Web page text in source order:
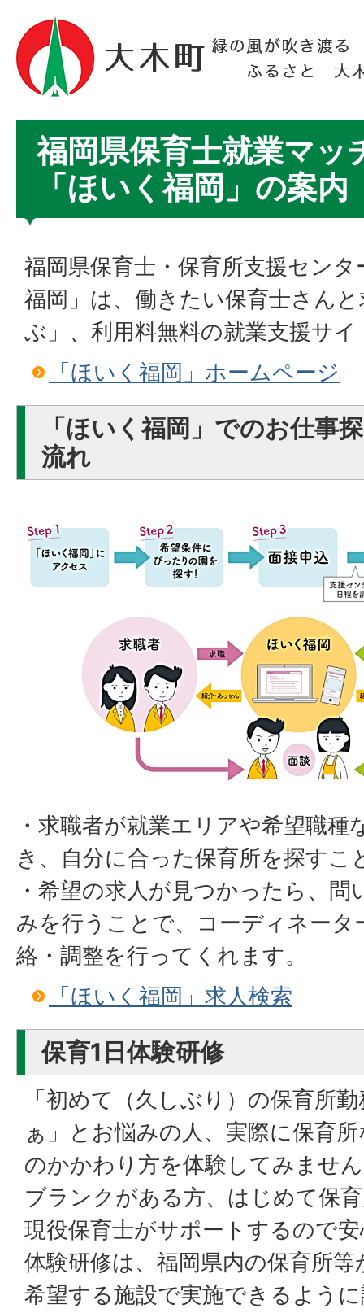
福岡県保育士就業マッ
「ほいく福岡」の案内
福岡県保育士・保育所支援セン
福岡」は、働きたい保育士さん
ぶ」、利用料無料の就業支援サ
「ほいく福岡」ホームページ
「ほいく福岡」でのお仕事
流れ
・求職者が就業エリアや希望職種
き、自分に合った保育所を探すこ
・希望の求人が見つかったら、
みを行うことで、コーディネータ
絡・調整を行ってくれます。
「ほいく福岡」求人検索
保育1日体験研修
「初めて（久しぶり）の保育所
ぁ」とお悩みの人、実際に保育
のかかわり方を体験してみませ
ブランクがある方、はじめて保
現役保育士がサポートするので
体験研修は、福岡県内の保育所
希望する施設で実施できるよう